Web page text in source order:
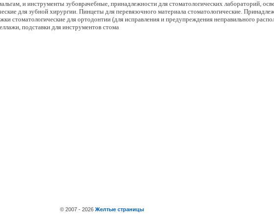
и инструменты зубоврачебные, принадлежности для стоматологических лабораторий,
для зубной хирургии. Пинцеты для перевязочного материала стоматологические.
стоматологические для ортодонтии (для исправления и предупреждения неправильного
подставки для инструментов стома
© 2007 - 2026 Желтые страницы